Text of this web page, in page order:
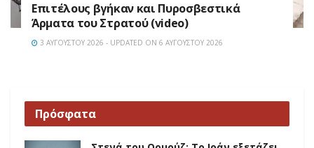
Επιτέλους βγήκαν και Πυροσβεστικά
Άρματα του Στρατού (video)
3 ΑΥΓΟΎΣΤΟΥ 2026 - UPDATED ON 6 ΑΥΓΟΎΣΤΟΥ 2026
Πρόσφατα